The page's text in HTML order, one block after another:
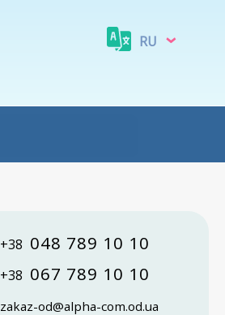
RU
+38 048 789 10 10
+38 067 789 10 10
zakaz-od@alpha-com.od.ua